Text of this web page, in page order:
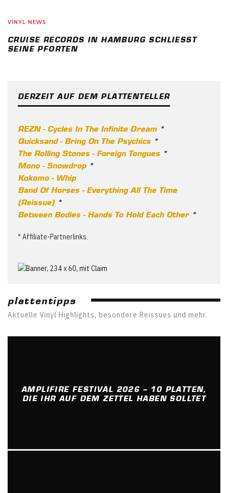
VINYL NEWS
CRUISE RECORDS IN HAMBURG SCHLIESST S
EINE PFORTEN
DERZEIT AUF DEM PLATTENTELLER
REZN - Cycles In The Infinite Dream*
Quicksand - Bring On The Psychics*
The Rolling Stones - Foreign Tongues*
Mono - Snowdrop*
Kokomo - Whip
Band Of Horses - Everything All The Time
(Reissue) *
Between Bodies - Hands To Hold Each Other*
* Affiliate-Partnerlinks
plattentipps
Aktuelle Vinyl Highlights, besondere Reissues und mehr.
AMPLIFIRE FESTIVAL 2026 – 10 PLATTEN,
DIE IHR AUF DEM ZETTEL HABEN SOLLTET